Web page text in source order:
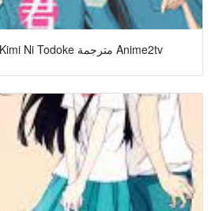
الحلقة 6 من انمي Kimi Ni Todoke مترجمة Anime2tv